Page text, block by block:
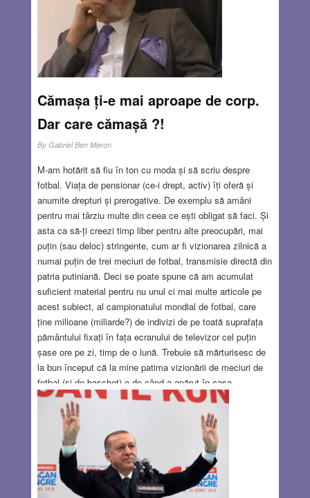
distrugător al Holocaustului.
Read more…
JUN 28, 2018
Cămașa ți-e mai aproape de corp.
Dar care cămașă ?!
By Gabriel Ben Meron
M-am hotărit să fiu în ton cu moda și să scriu despre
fotbal. Viața de pensionar (ce-i drept, activ) îți oferă și
anumite drepturi și prerogative. De exemplu să amâni
pentru mai târziu multe din ceea ce ești obligat să faci. Și
asta ca să-ți creezi timp liber pentru alte preocupări, mai
puțin (sau deloc) stringente, cum ar fi vizionarea zilnică a
numai puțin de trei meciuri de fotbal, transmisie directă din
patria putiniană. Deci se poate spune că am acumulat
suficient material pentru nu unul ci mai multe articole pe
acest subiect, al campionatului mondial de fotbal, care
ține milioane (miliarde?) de indivizi de pe toată suprafața
pământului fixați în fața ecranului de televizor cel puțin
șase ore pe zi, timp de o lună. Trebuie să mărturisesc de
la bun început că la mine patima vizionării de meciuri de
fotbal (și de baschet) e de când a apărut în casa
părintească pentru prima oară un televizor, adică de mai
bine de 60 ani. Cred că în toată viața mea am petrecut în
fața micului ecran mult mai multe ore decât în
contemplarea unui peisaj muntos sau acuatic (mea
culpa!)
Read more…
JUN 28, 2018 9 COMMENTS